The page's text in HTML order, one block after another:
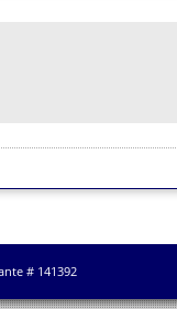
# 141392